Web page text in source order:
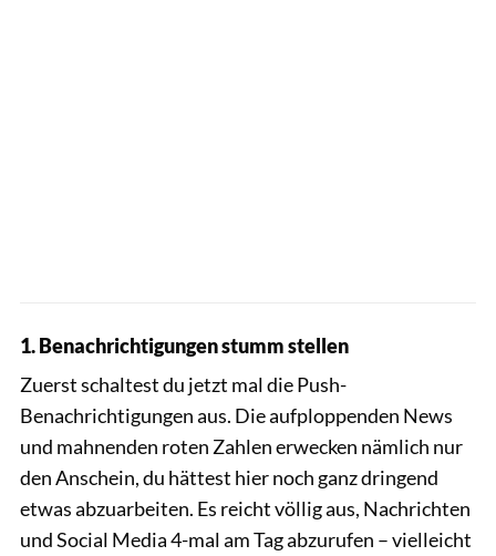
1. Benachrichtigungen stumm stellen
Zuerst schaltest du jetzt mal die Push-
Benachrichtigungen aus. Die aufploppenden News
und mahnenden roten Zahlen erwecken nämlich nur
den Anschein, du hättest hier noch ganz dringend
etwas abzuarbeiten. Es reicht völlig aus, Nachrichten
und Social Media 4-mal am Tag abzurufen – vielleicht